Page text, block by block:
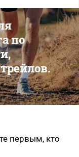
по
первым, кто